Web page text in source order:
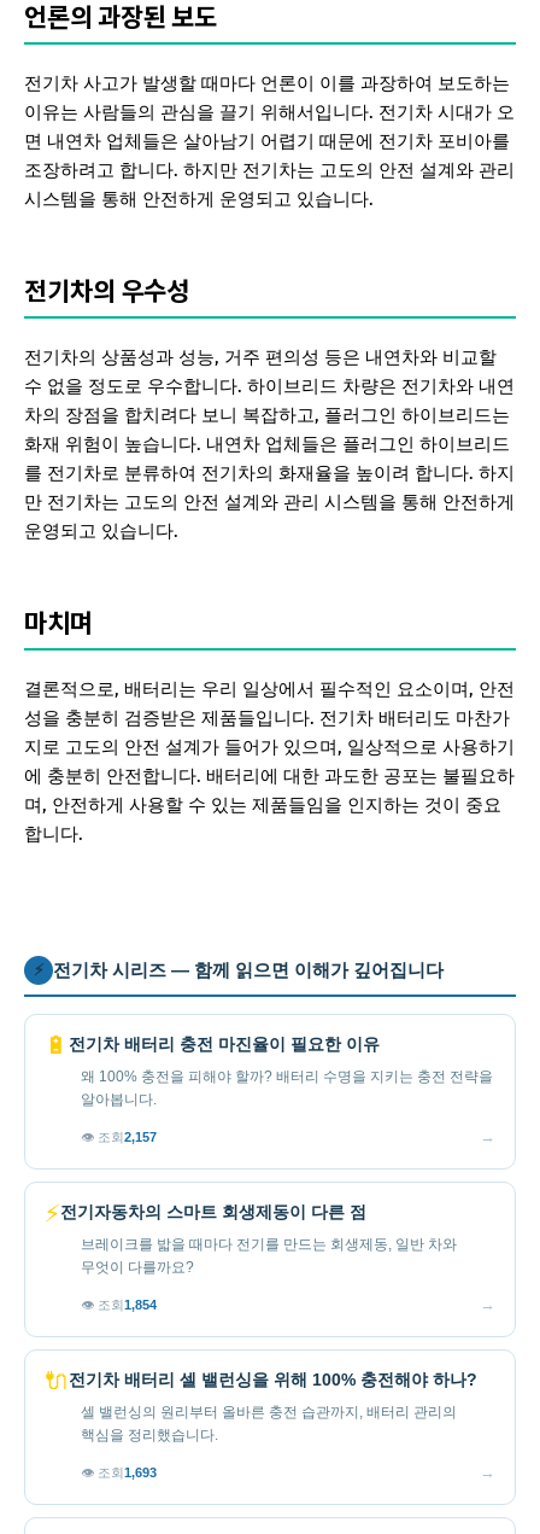
언론의 과장된 보도
전기차 사고가 발생할 때마다 언론이 이를 과장하여 보도하는
이유는 사람들의 관심을 끌기 위해서입니다. 전기차 시대가 오
면 내연차 업체들은 살아남기 어렵기 때문에 전기차 포비아를
조장하려고 합니다. 하지만 전기차는 고도의 안전 설계와 관리
시스템을 통해 안전하게 운영되고 있습니다.
전기차의 우수성
전기차의 상품성과 성능, 거주 편의성 등은 내연차와 비교할
수 없을 정도로 우수합니다. 하이브리드 차량은 전기차와 내연
차의 장점을 합치려다 보니 복잡하고, 플러그인 하이브리드는
화재 위험이 높습니다. 내연차 업체들은 플러그인 하이브리드
를 전기차로 분류하여 전기차의 화재율을 높이려 합니다. 하지
만 전기차는 고도의 안전 설계와 관리 시스템을 통해 안전하게
운영되고 있습니다.
마치며
결론적으로, 배터리는 우리 일상에서 필수적인 요소이며, 안전
성을 충분히 검증받은 제품들입니다. 전기차 배터리도 마찬가
지로 고도의 안전 설계가 들어가 있으며, 일상적으로 사용하기
에 충분히 안전합니다. 배터리에 대한 과도한 공포는 불필요하
며, 안전하게 사용할 수 있는 제품들임을 인지하는 것이 중요
합니다.
⚡ 전기차 시리즈 — 함께 읽으면 이해가 깊어집니다
🔋 전기차 배터리 충전 마진율이 필요한 이유
왜 100% 충전을 피해야 할까? 배터리 수명을 지키는 충전 전략을
알아봅니다.
👁 조회 2,157 →
⚡전기자동차의 스마트 회생제동이 다른 점
브레이크를 밟을 때마다 전기를 만드는 회생제동, 일반 차와
무엇이 다를까요?
👁 조회 1,854 →
🔌전기차 배터리 셀 밸런싱을 위해 100% 충전해야 하나?
셀 밸런싱의 원리부터 올바른 충전 습관까지, 배터리 관리의
핵심을 정리했습니다.
👁 조회 1,693 →